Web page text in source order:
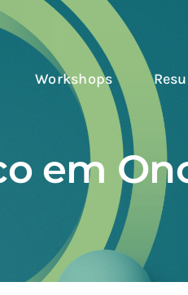
Workshops
em